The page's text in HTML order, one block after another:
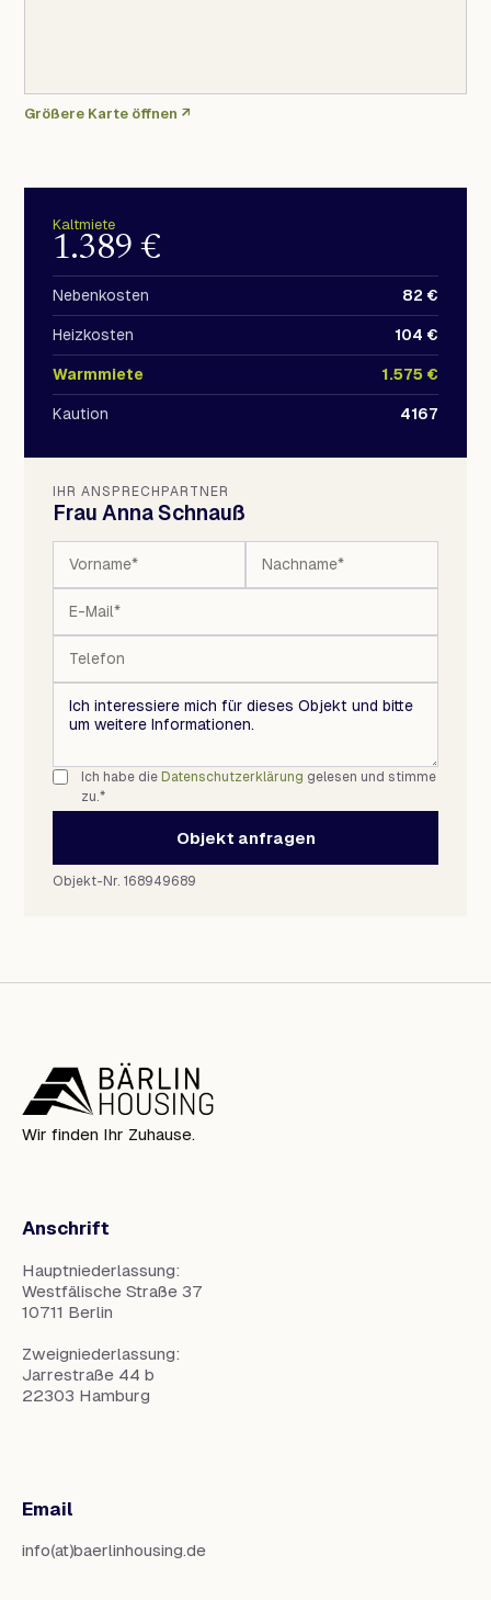
Größere Karte öffnen ↗
Kaltmiete
1.389 €
Nebenkosten 82 €
Heizkosten 104 €
Warmmiete 1.575 €
Kaution 4167
IHR ANSPRECHPARTNER
Frau Anna Schnauß
Ich habe die Datenschutzerklärung gelesen und stimme
zu.*
Objekt anfragen
Objekt-Nr. 168949689
Wir finden Ihr Zuhause.
Anschrift
Hauptniederlassung:
Westfälische Straße 37
10711 Berlin
Zweigniederlassung:
Jarrestraße 44 b
22303 Hamburg
Email
info(at)baerlinhousing.de